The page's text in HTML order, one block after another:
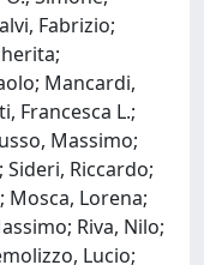
Fabrizio;
Mancardi,
Francesca L.;
Massimo;
Riccardo;
Mosca, Lorena;
Riva, Nilo;
Lucio;